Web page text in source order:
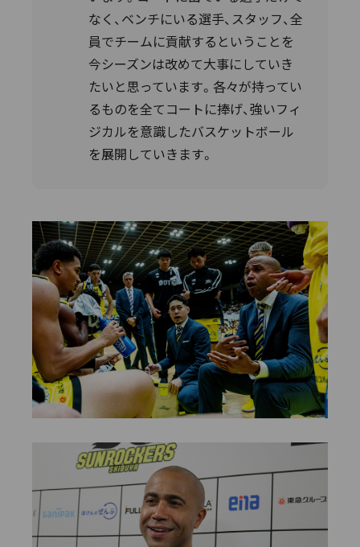
なく、ベンチにいる選手、スタッフ、全
員でチームに貢献するということを
今シーズンは改めて大事にしていき
たいと思っています。各々が持ってい
るものを全てコートに捧げ、強いフィ
ジカルを意識したバスケットボール
を展開していきます。